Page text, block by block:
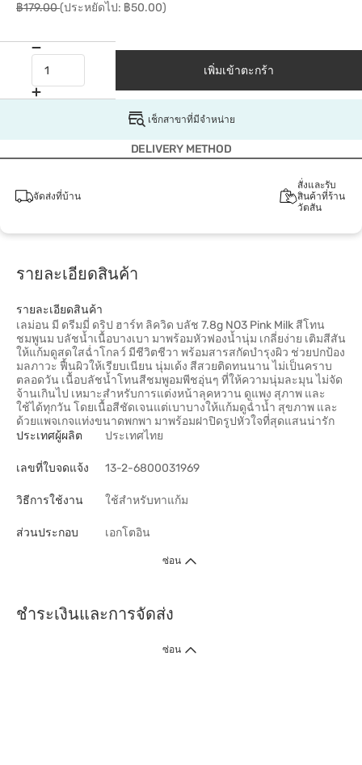
฿179.00(ประหยัดไป: ฿50.00)
เพิ่มเข้าตะกร้า
เช็กสาขาที่มีจำหน่าย
DELIVERY METHOD
จัดส่งที่บ้าน
สั่งและรับ
สินค้าที่ร้าน
วัตสัน
รายละเอียดสินค้า
รายละเอียดสินค้า
เลม่อน มี ดรีมมี่ ดริป ฮาร์ท ลิควิด บลัช 7.8g NO3 Pink Milk สีโทน
ชมพูนม บลัชน้ำเนื้อบางเบา มาพร้อมหัวฟองน้ำนุ่ม เกลี่ยง่าย เติมสีสัน
ให้แก้มดูสดใสฉ่ำโกลว์ มีชีวิตชีวา พร้อมสารสกัดบำรุงผิว ช่วยปกป้อง
มลภาวะ ฟื้นผิวให้เรียบเนียน นุ่มเด้ง สีสวยติดทนนาน ไม่เป็นคราบ
ตลอดวัน เนื้อบลัชน้ำโทนสีชมพูอมพีชอุ่นๆ ที่ให้ความนุ่มละมุน ไม่จัด
จ้านเกินไป เหมาะสำหรับการแต่งหน้าลุคหวาน ดูแพง สุภาพ และ
ใช้ได้ทุกวัน โดยเนื้อสีชัดเจนแต่เบาบางให้แก้มดูฉ่ำน้ำ สุขภาพ และ
ด้วยแพจเกจแท่งขนาดพกพา มาพร้อมฝาปิดรูปหัวใจที่สุดแสนน่ารัก
ประเทศผู้ผลิต
ประเทศไทย
เลขที่ใบจดแจ้ง 13-2-6800031969
วิธีการใช้งาน ใช้สำหรับทาแก้ม
ส่วนประกอบ เอกโตอิน
ซ่อน
ชำระเงินและการจัดส่ง
ซ่อน